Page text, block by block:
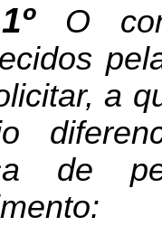
O
a
de